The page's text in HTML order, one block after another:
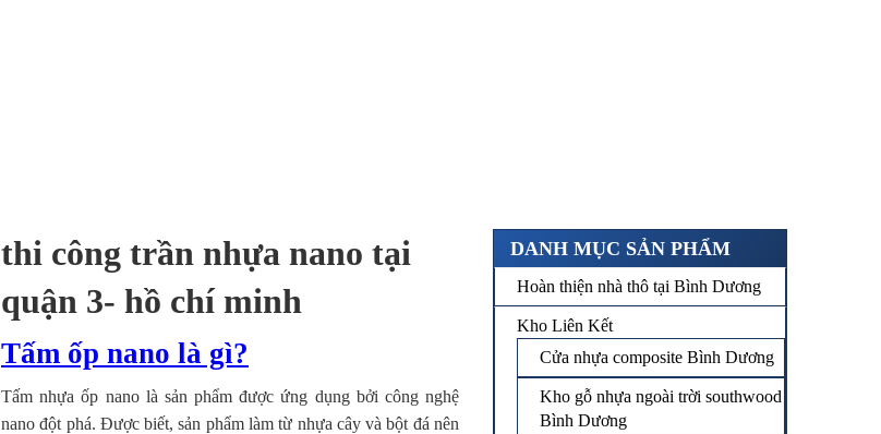
DANH MỤC SẢN PHẨM
Hoàn thiện nhà thô tại Bình Dương
Kho Liên Kết
Cửa nhựa composite Bình Dương
Kho gỗ nhựa ngoài trời southwood
Bình Dương
thi công trần nhựa nano tại
quận 3- hồ chí minh
Tấm ốp nano là gì?
Tấm nhựa ốp nano là sản phẩm được ứng dụng bởi công nghệ
nano đột phá. Được biết, sản phẩm làm từ nhựa cây và bột đá nên